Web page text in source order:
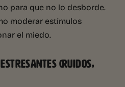
para que no lo desborde.
moderar estímulos
el miedo.
(RUIDOS,